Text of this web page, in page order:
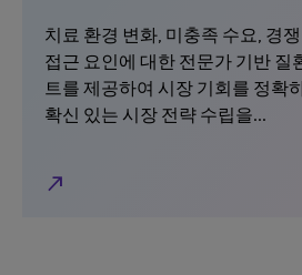
치료 환경 변화, 미충족 수요, 경
접근 요인에 대한 전문가 기반 질
트를 제공하여 시장 기회를 정확
확신 있는 시장 전략 수립을...
north_east